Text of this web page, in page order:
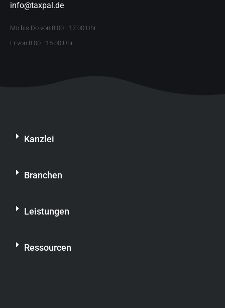
info@taxpal.de
Mo bis Do von 8:00 - 17:00 Uhr
Fr von 8:00 - 15:00 Uhr
Kanzlei
Branchen
Leistungen
Ressourcen